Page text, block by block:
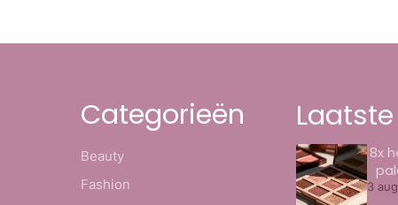
Categorieën
Beauty
Fashion
8x
3